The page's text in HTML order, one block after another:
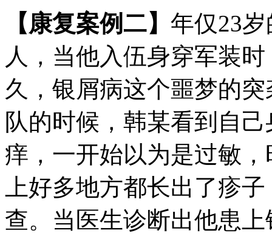
【康复案例二】 年仅23
人，当他入伍身穿军装
久，银屑病这个噩梦的
队的时候，韩某看到自
痒，一开始以为是过敏
上好多地方都长出了疹
查。当医生诊断出他患